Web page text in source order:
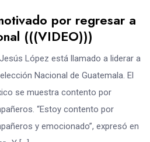
por regresar a
(((VIDEO)))
López está llamado a liderar a
Nacional de Guatemala. El
se muestra contento por
“Estoy contento por
y emocionado”, expresó en